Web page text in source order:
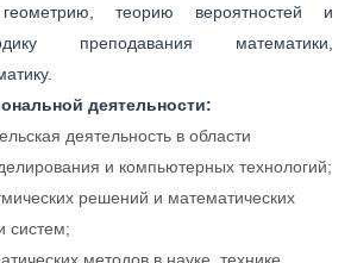
теорию вероятностей и
преподавания математики,
деятельности:
деятельность в области
и компьютерных технологий;
решений и математических
систем;
методов в науке, технике,